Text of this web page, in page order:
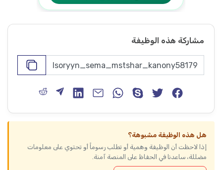
مشاركة هذه الوظيفة
هل هذه الوظيفة مشبوهة؟
إذا لاحظت أن الوظيفة وهمية أو تطلب رسوماً أو تحتوي على معلومات
مضللة، ساعدنا في الحفاظ على المنصة آمنة.